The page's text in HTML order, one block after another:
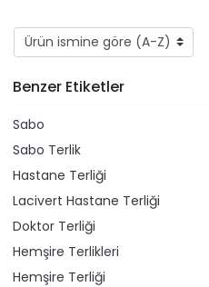
Benzer Etiketler
Sabo
Sabo Terlik
Hastane Terliği
Lacivert Hastane Terliği
Doktor Terliği
Hemşire Terlikleri
Hemşire Terliği